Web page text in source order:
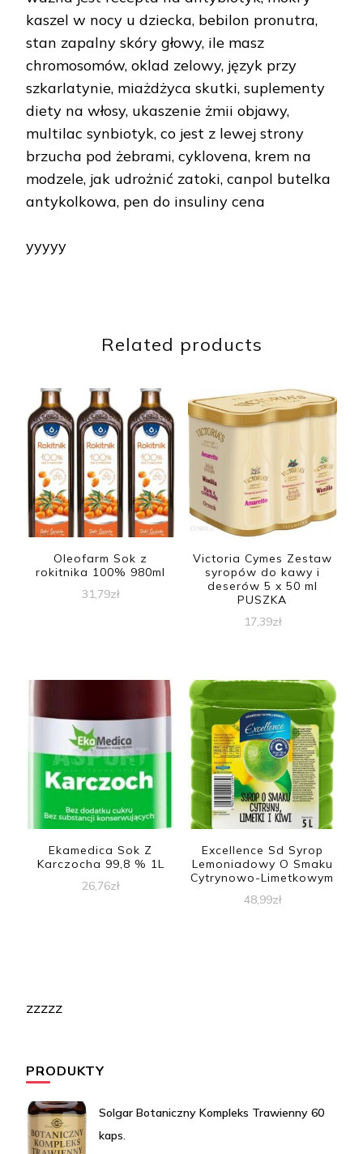
kaszel w nocy u dziecka, bebilon pronutra,
stan zapalny skóry głowy, ile masz
chromosomów, oklad zelowy, język przy
szkarlatynie, miażdżyca skutki, suplementy
diety na włosy, ukaszenie żmii objawy,
multilac synbiotyk, co jest z lewej strony
brzucha pod żebrami, cyklovena, krem na
modzele, jak udrożnić zatoki, canpol butelka
antykolkowa, pen do insuliny cena
yyyyy
Related products
Oleofarm Sok z
rokitnika 100% 980ml
31,79zł
Victoria Cymes Zestaw
syropów do kawy i
deserów 5 x 50 ml
PUSZKA
17,39zł
Ekamedica Sok Z
Karczocha 99,8 % 1L
26,76zł
Excellence Sd Syrop
Lemoniadowy O Smaku
Cytrynowo-Limetkowym
48,99zł
zzzzz
PRODUKTY
Solgar Botaniczny Kompleks Trawienny 60
kaps.